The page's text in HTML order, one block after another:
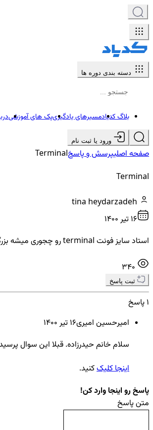
دسته بندی دوره ها
بلاگ کدیادمسیرهای یادگیریپک های آموزشی
ورود یا ثبت نام
صفحه اصلیپرسش و پاسخTerminal
Terminal
16 تير ۱۴۰۰
استاد سایز فونت terminal رو چجوری میشه بزرگ کرد ؟؟؟
ثبت پاسخ
1 پاسخ
امیرحسین امیری16 تير ۱۴۰۰
سلام خانم حیدرزاده. قبلا این سوال
اینجا کلیککنید.
پاسخ رو اینجا وارد کن!
متن پاسخ